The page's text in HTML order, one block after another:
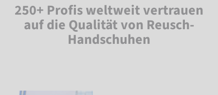
250+ Profis weltweit vertrauen
auf die Qualität von Reusch-
Handschuhen